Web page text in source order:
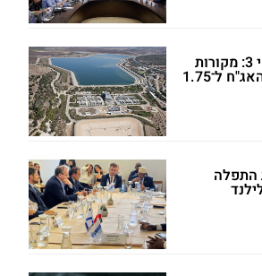
ביקושי יתר של פי 3: מקורות
הגדילה את גיוס האג"ח ל־1.75
התפלה